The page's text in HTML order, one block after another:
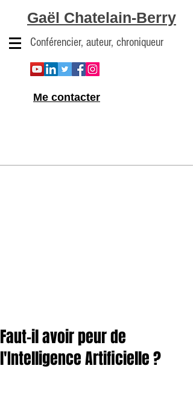
Gaël Chatelain-Berry
Conférencier, auteur, chroniqueur
Me contacter
Faut-il avoir peur de
l'Intelligence Artificielle ?